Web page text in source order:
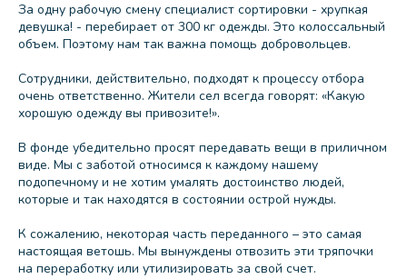
За одну рабочую смену специалист сортировки - хрупкая
девушка! - перебирает от 300 кг одежды. Это колоссальный
объем. Поэтому нам так важна помощь добровольцев.
Сотрудники, действительно, подходят к процессу отбора
очень ответственно. Жители сел всегда говорят: «Какую
хорошую одежду вы привозите!».
В фонде убедительно просят передавать вещи в приличном
виде. Мы с заботой относимся к каждому нашему
подопечному и не хотим умалять достоинство людей,
которые и так находятся в состоянии острой нужды.
К сожалению, некоторая часть переданного – это самая
настоящая ветошь. Мы вынуждены отвозить эти тряпочки
на переработку или утилизировать за свой счет.